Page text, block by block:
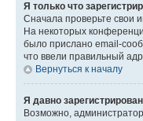
Я только что
Сначала проверьте свои
На некоторых
было прислано email-
что ввели правильный
Вернуться к началу
Я давно
Возможно,